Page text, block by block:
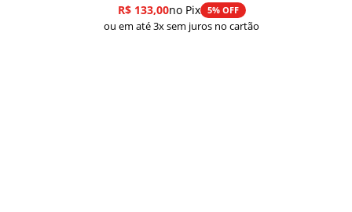
R$133,00no Pix 5% OFF
ou em até 3x sem juros no cartão